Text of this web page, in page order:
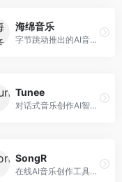
海绵音乐
字节跳动推出的AI音乐创作平台，支持多风格音乐生成。面向内容创作者和音乐爱好者，提供歌词创作、旋律生成、编曲制作等服务，创作效率高，适合短视频配乐。
Tunee
对话式音乐创作AI智能体，支持自然语言交互创作。面向音乐爱好者，通过对话方式完成音乐创作，交互体验友好，创作过程直观。
SongR
在线AI音乐创作工具，支持歌词与旋律一体化生成。面向内容创作者和音乐爱好者，提供歌词创作、旋律生成、音乐制作等服务，操作简便，创作速度快。